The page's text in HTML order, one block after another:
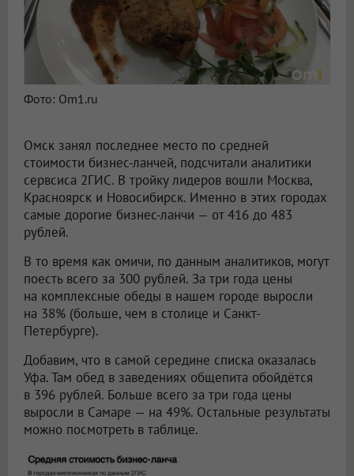
Фото: Om1.ru
Омск занял последнее место по средней
стоимости бизнес-ланчей, подсчитали аналитики
сервсиса 2ГИС. В тройку лидеров вошли Москва,
Красноярск и Новосибирск. Именно в этих городах
самые дорогие бизнес-ланчи — от 416 до 483
рублей.
В то время как омичи, по данным аналитиков, могут
поесть всего за 300 рублей. За три года цены
на комплексные обеды в нашем городе выросли
на 38% (больше, чем в столице и Санкт-
Петербурге).
Добавим, что в самой середине списка оказалась
Уфа. Там обед в заведениях общепита обойдётся
в 396 рублей. Больше всего за три года цены
выросли в Самаре — на 49%. Остальные результаты
можно посмотреть в таблице.